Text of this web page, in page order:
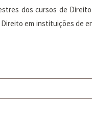
dos cursos de
em instituições de